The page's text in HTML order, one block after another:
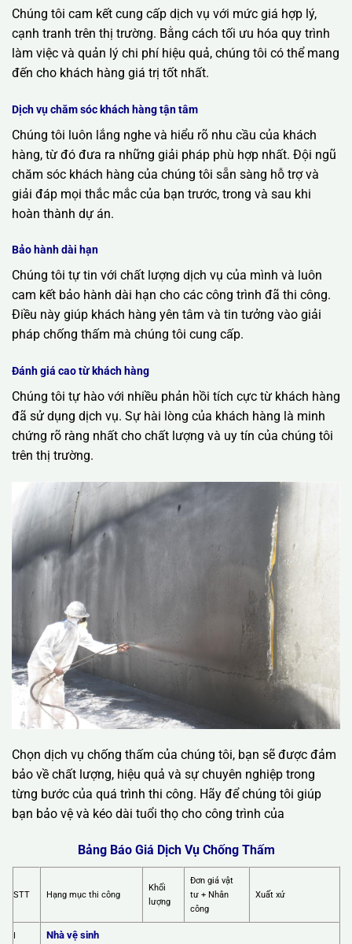
Chúng tôi cam kết cung cấp dịch vụ với mức giá hợp lý,
cạnh tranh trên thị trường. Bằng cách tối ưu hóa quy trình
làm việc và quản lý chi phí hiệu quả, chúng tôi có thể mang
đến cho khách hàng giá trị tốt nhất.
Dịch vụ chăm sóc khách hàng tận tâm
Chúng tôi luôn lắng nghe và hiểu rõ nhu cầu của khách
hàng, từ đó đưa ra những giải pháp phù hợp nhất. Đội ngũ
chăm sóc khách hàng của chúng tôi sẵn sàng hỗ trợ và
giải đáp mọi thắc mắc của bạn trước, trong và sau khi
hoàn thành dự án.
Bảo hành dài hạn
Chúng tôi tự tin với chất lượng dịch vụ của mình và luôn
cam kết bảo hành dài hạn cho các công trình đã thi công.
Điều này giúp khách hàng yên tâm và tin tưởng vào giải
pháp chống thấm mà chúng tôi cung cấp.
Đánh giá cao từ khách hàng
Chúng tôi tự hào với nhiều phản hồi tích cực từ khách hàng
đã sử dụng dịch vụ. Sự hài lòng của khách hàng là minh
chứng rõ ràng nhất cho chất lượng và uy tín của chúng tôi
trên thị trường.
Chọn dịch vụ chống thấm của chúng tôi, bạn sẽ được đảm
bảo về chất lượng, hiệu quả và sự chuyên nghiệp trong
từng bước của quá trình thi công. Hãy để chúng tôi giúp
bạn bảo vệ và kéo dài tuổi thọ cho công trình của
Bảng Báo Giá Dịch Vụ Chống Thấm
STT Hạng mục thi công
Khối
lượng
Đơn giá vật
tư + Nhân
công
Xuất xứ
Nhà vệ sinh